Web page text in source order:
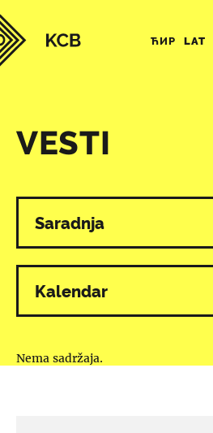
ЋИР LAT
VESTI
Svi programi
Saradnja
Kalendar
Nema sadržaja.